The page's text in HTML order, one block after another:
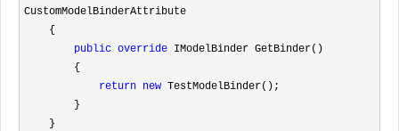
CustomModelBinderAttribute
public override IModelBinder GetBinder()
return new TestModelBinder();
    }